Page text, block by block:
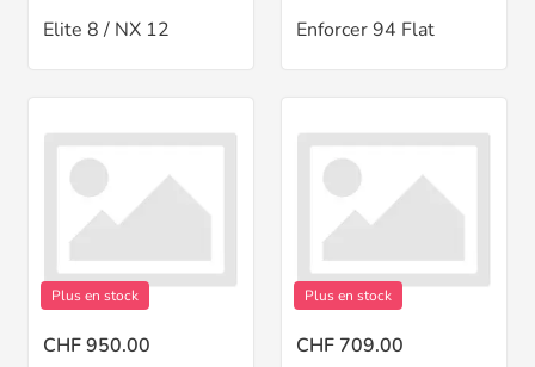
Elite 8 / NX 12
Enforcer 94 Flat
Plus en stock
CHF 950.00
Plus en stock
CHF 709.00